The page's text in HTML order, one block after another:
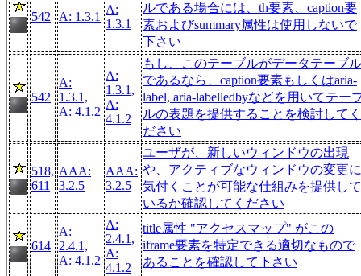
542 A: 1.3.1
A:
1.3.1
ルである場合には、th要素、caption要
素およびsummary属性は使用しないで
下さい
542
A:
1.3.1,
A: 4.1.2
A:
1.3.1,
A:
4.1.2
もし、このテーブルがデータテーブル
であるなら、caption要素もしくはaria-
label, aria-labelledbyなどを用いてテー
ルの表題を提供することを検討してく
ださい
518,
611
AAA:
3.2.5
AAA:
3.2.5
ユーザが、新しいウィンドウの出現
や、アクティブなウィンドウの変更に
気付くことが可能な仕組みを提供して
いるか確認してください
614
A:
2.4.1,
A: 4.1.2
A:
2.4.1,
A:
4.1.2
title属性 "アクセスマップ" がこの
iframe要素を特定できる適切なもので
あることを確認して下さい